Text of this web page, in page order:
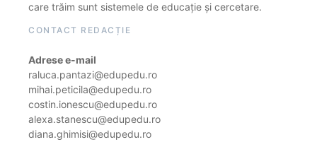
care trăim sunt sistemele de educație și cercetare.
CONTACT REDACȚIE
Adrese e-mail
raluca.pantazi@edupedu.ro
mihai.peticila@edupedu.ro
costin.ionescu@edupedu.ro
alexa.stanescu@edupedu.ro
diana.ghimisi@edupedu.ro